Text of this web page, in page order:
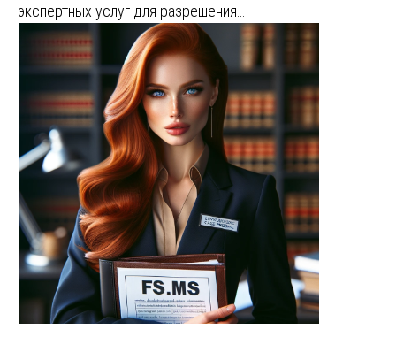
экспертных услуг для разрешения…